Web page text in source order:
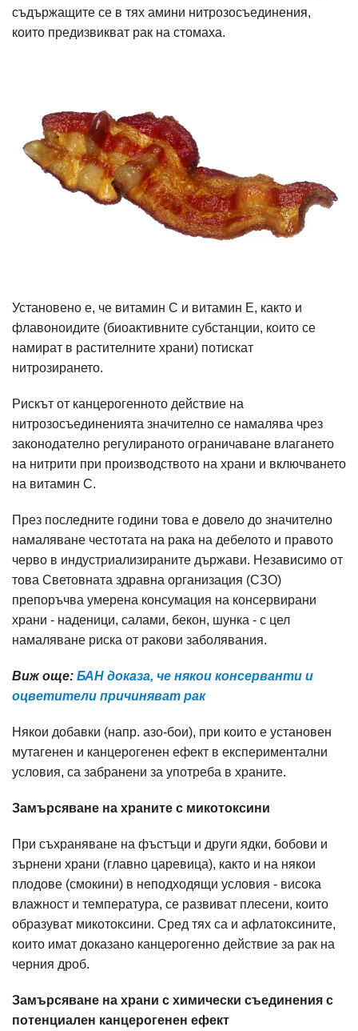
съдържащите се в тях амини нитрозосъединения,
които предизвикват рак на стомаха.
Установено е, че витамин С и витамин Е, както и
флавоноидите (биоактивните субстанции, които се
намират в растителните храни) потискат
нитрозирането.
Рискът от канцерогенното действие на
нитрозосъединенията значително се намалява чрез
законодателно регулираното ограничаване влагането
на нитрити при производството на храни и включването
на витамин С.
През последните години това е довело до значително
намаляване честотата на рака на дебелото и правото
черво в индустриализираните държави. Независимо от
това Световната здравна организация (СЗО)
препоръчва умерена консумация на консервирани
храни - наденици, салами, бекон, шунка - с цел
намаляване риска от ракови заболявания.
Виж още: БАН доказа, че някои консерванти и
оцветители причиняват рак
Някои добавки (напр. азо-бои), при които е установен
мутагенен и канцерогенен ефект в експериментални
условия, са забранени за употреба в храните.
Замърсяване на храните с микотоксини
При съхраняване на фъстъци и други ядки, бобови и
зърнени храни (главно царевица), както и на някои
плодове (смокини) в неподходящи условия - висока
влажност и температура, се развиват плесени, които
образуват микотоксини. Сред тях са и афлатоксините,
които имат доказано канцерогенно действие за рак на
черния дроб.
Замърсяване на храни с химически съединения с
потенциален канцерогенен ефект